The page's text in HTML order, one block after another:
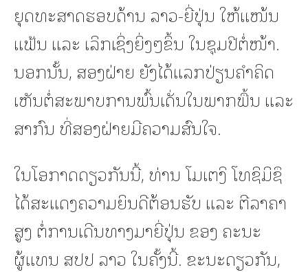
ຍຸດທະສາດຮອບດ້ານ ລາວ-ຍີ່ປຸ່ນ ໃຫ້ແໜ້ນ
ແຟ້ນ ແລະ ເລິກເຊິ່ງຍິ່ງໆຂຶ້ນ ໃນຊຸມປີຕໍ່ໜ້າ.
ນອກນັ້ນ, ສອງຝ່າຍ ຍັງໄດ້ແລກປ່ຽນຄໍາຄິດ
ເຫັນຕໍ່ສະພາບການພົ້ນເດັ່ນໃນພາກພື້ນ ແລະ
ສາກົນ ທີ່ສອງຝ່າຍມີຄວາມສົນໃຈ.
ໃນໂອກາດດຽວກັນນີ້, ທ່ານ ໂມເຕງິ ໂທຊິມິຊຶ
ໄດ້ສະແດງຄວາມຍິນດີຕ້ອນຮັບ ແລະ ຕີລາຄາ
ສູງ ຕໍ່ການເດີນທາງມາຍີ່ປຸ່ນ ຂອງ ຄະນະ
ຜູ້ແທນ ສປປ ລາວ ໃນຄັ້ງນີ້. ຂະນະດຽວກັນ,